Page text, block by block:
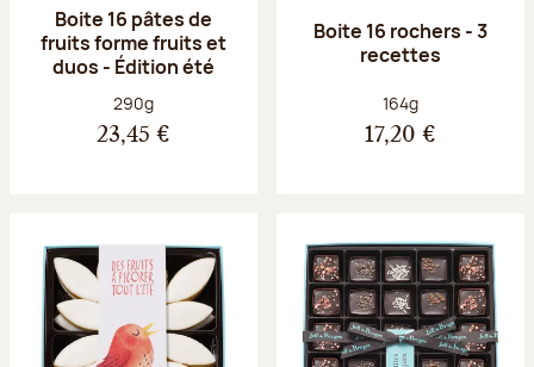
Boite 16 pâtes de
fruits forme fruits et
duos - Édition été
Poids net :
290g
23,45 €
Boite 16 rochers - 3
recettes
Poids net :
164g
17,20 €